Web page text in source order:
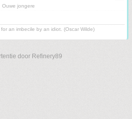
Ouwe jongere
an imbecile by an idiot. (Oscar Wilde)
door Refinery89